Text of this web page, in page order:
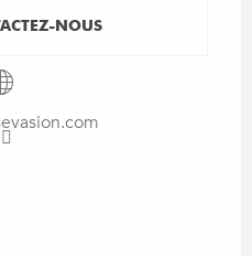
NOUS